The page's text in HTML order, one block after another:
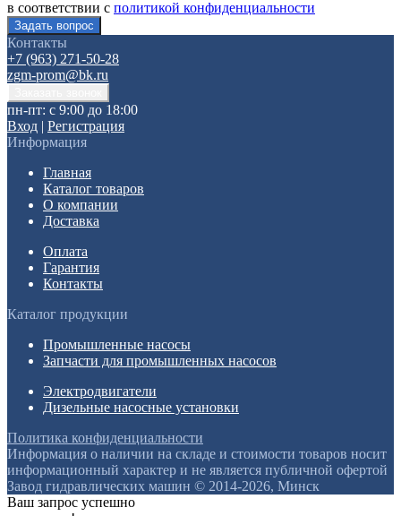
в соответствии с политикой конфиденциальности
Контакты
+7 (963) 271-50-28
zgm-prom@bk.ru
пн-пт: с 9:00 до 18:00
Вход | Регистрация
Информация
Главная
Каталог товаров
О компании
Доставка
Оплата
Гарантия
Контакты
Каталог продукции
Промышленные насосы
Запчасти для промышленных насосов
Электродвигатели
Дизельные насосные установки
Политика конфиденциальности
Информация о наличии на складе и стоимости товаров носит
информационный характер и не является публичной офертой
Завод гидравлических машин © 2014-2026, Минск
Ваш запрос успешно